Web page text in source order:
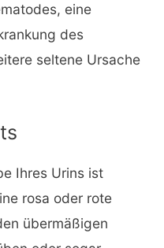
eine
des
seltene Ursache
Ihres Urins ist
rosa oder rote
übermäßigen